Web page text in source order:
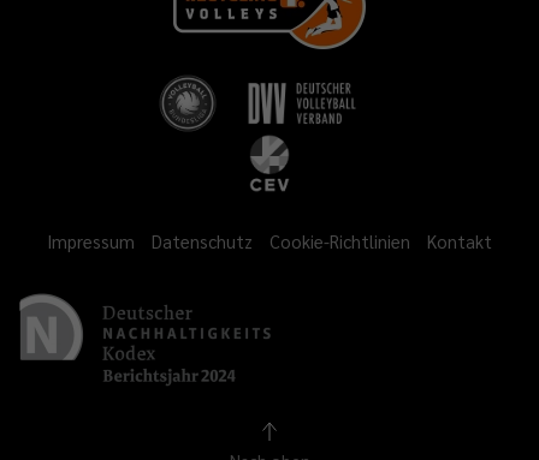
Impressum Datenschutz Cookie-Richtlinien Kontakt